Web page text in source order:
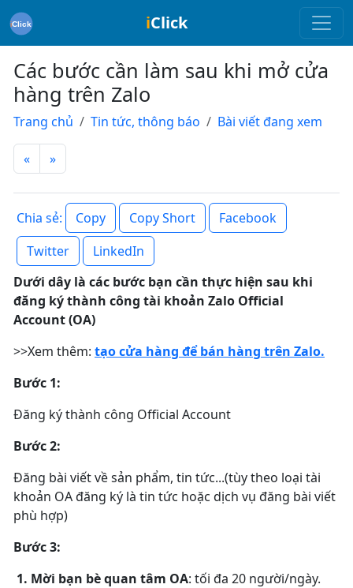
iClick
Các bước cần làm sau khi mở cửa
hàng trên Zalo
Trang chủ Tin tức, thông báo Bài viết đang xem
« »
Chia sẻ: Copy Copy Short
Facebook
Twitter
LinkedIn
Dưới dây là các bước bạn cần thực hiện sau khi
đăng ký thành công tài khoản Zalo Official
Account (OA)
>>Xem thêm: tạo cửa hàng để bán hàng trên Zalo.
Bước 1:
Đăng ký thành công Official Account
Bước 2:
Đăng bài viết về sản phẩm, tin tức...(tùy theo loại tài
khoản OA đăng ký là tin tức hoặc dịch vụ đăng bài viết
phù hợp)
Bước 3:
1. Mời bạn bè quan tâm OA: tối đa 20 người/ngày.